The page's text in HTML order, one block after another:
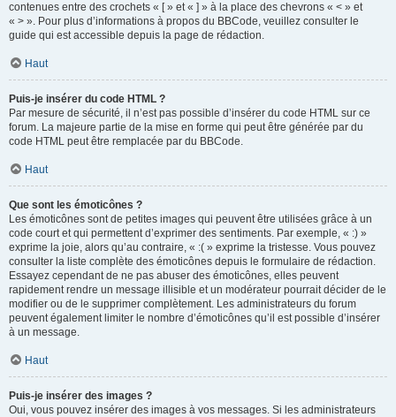
contenues entre des crochets « [ » et « ] » à la place des chevrons « < » et
« > ». Pour plus d’informations à propos du BBCode, veuillez consulter le
guide qui est accessible depuis la page de rédaction.
Haut
Puis-je insérer du code HTML ?
Par mesure de sécurité, il n’est pas possible d’insérer du code HTML sur ce
forum. La majeure partie de la mise en forme qui peut être générée par du
code HTML peut être remplacée par du BBCode.
Haut
Que sont les émoticônes ?
Les émoticônes sont de petites images qui peuvent être utilisées grâce à un
code court et qui permettent d’exprimer des sentiments. Par exemple, « :) »
exprime la joie, alors qu’au contraire, « :( » exprime la tristesse. Vous pouvez
consulter la liste complète des émoticônes depuis le formulaire de rédaction.
Essayez cependant de ne pas abuser des émoticônes, elles peuvent
rapidement rendre un message illisible et un modérateur pourrait décider de le
modifier ou de le supprimer complètement. Les administrateurs du forum
peuvent également limiter le nombre d’émoticônes qu’il est possible d’insérer
à un message.
Haut
Puis-je insérer des images ?
Oui, vous pouvez insérer des images à vos messages. Si les administrateurs